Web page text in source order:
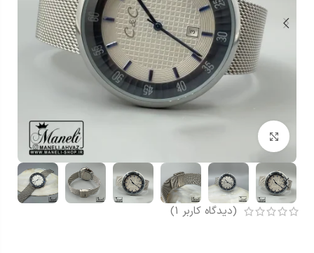
بزرگنمایی تصویر
(دیدگاه کاربر 1
)